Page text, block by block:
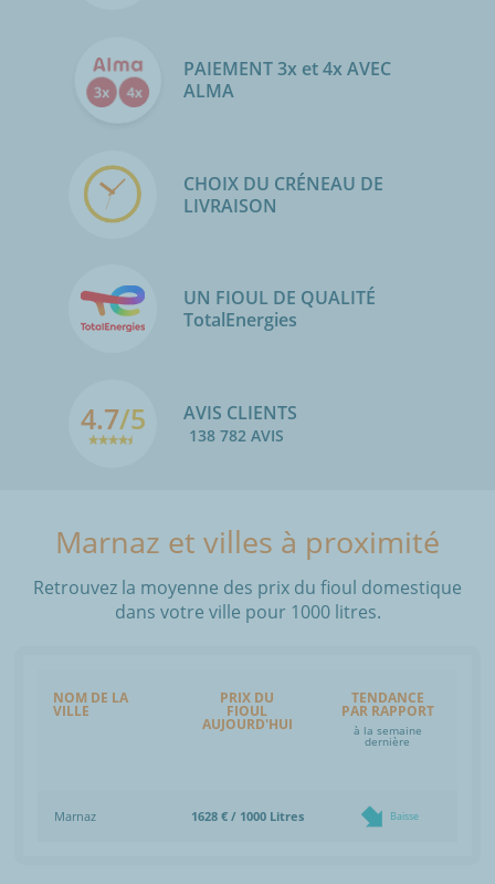
PAIEMENT 3x et 4x AVEC
ALMA
CHOIX DU CRÉNEAU DE
LIVRAISON
UN FIOUL DE QUALITÉ
TotalEnergies
4.7/5 AVIS CLIENTS
138 782 AVIS
Marnaz et villes à proximité
Retrouvez la moyenne des prix du fioul domestique
dans votre ville pour 1000 litres.
NOM DE LA
VILLE
PRIX DU
FIOUL
AUJOURD'HUI
TENDANCE
PAR RAPPORT
à la semaine
dernière
Marnaz 1628 € / 1000 Litres Baisse